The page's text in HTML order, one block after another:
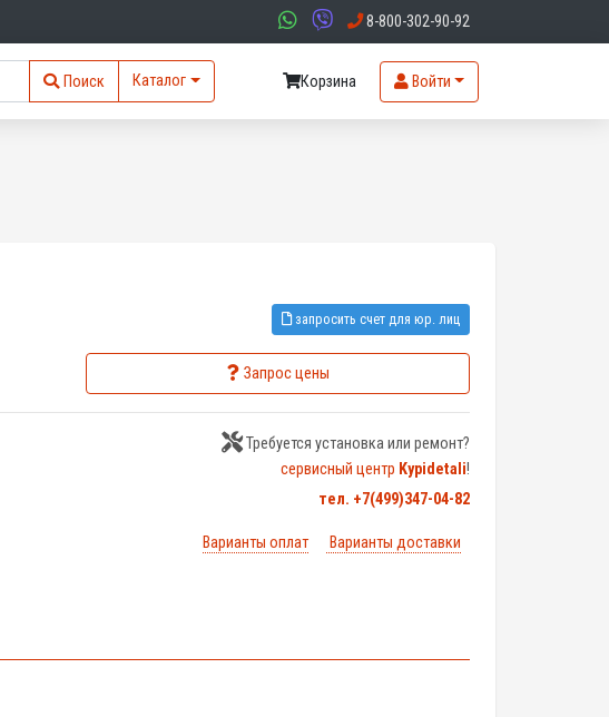
8-800-302-90-92
Поиск Каталог Корзина Войти
запросить счет для юр. лиц
Запрос цены
Требуется установка или ремонт?
сервисный центр Kypidetali!
тел. +7(499)347-04-82
Варианты оплат Варианты доставки